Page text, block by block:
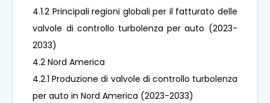
4.1.2 Principali regioni globali per il fatturato delle
valvole di controllo turbolenza per auto (2023-
2033)
4.2 Nord America
4.2.1 Produzione di valvole di controllo turbolenza
per auto in Nord America (2023-2033)